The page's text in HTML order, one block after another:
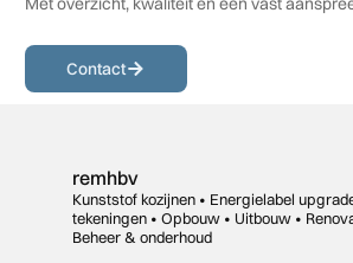
Contact
remhbv
Kunststof kozijnen • Energielabel
tekeningen • Opbouw • Uitbouw •
Beheer & onderhoud